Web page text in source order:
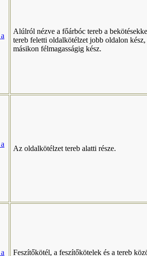
Alúlról nézve a főárbóc tereb a
tereb feletti oldalkötélzet jobb oldalon kész,
másikon félmagasságig kész.
Az oldalkötélzet tereb alatti része.
Feszítőkötél, a feszítőkötelek és a tereb